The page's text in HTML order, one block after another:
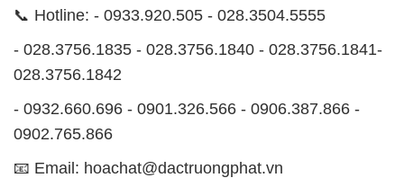
📞 Hotline: - 0933.920.505 - 028.3504.5555
- 028.3756.1835 - 028.3756.1840 - 028.3756.1841-
028.3756.1842
- 0932.660.696 - 0901.326.566 - 0906.387.866 -
0902.765.866
📧 Email: hoachat@dactruongphat.vn